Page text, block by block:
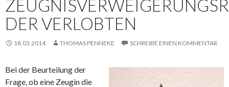
DER VERLOBTEN
18.03.2014 THOMAS PENNEKE SCHREIBE EINEN KOMMENTAR
Bei der Beurteilung der
Frage, ob eine Zeugin die